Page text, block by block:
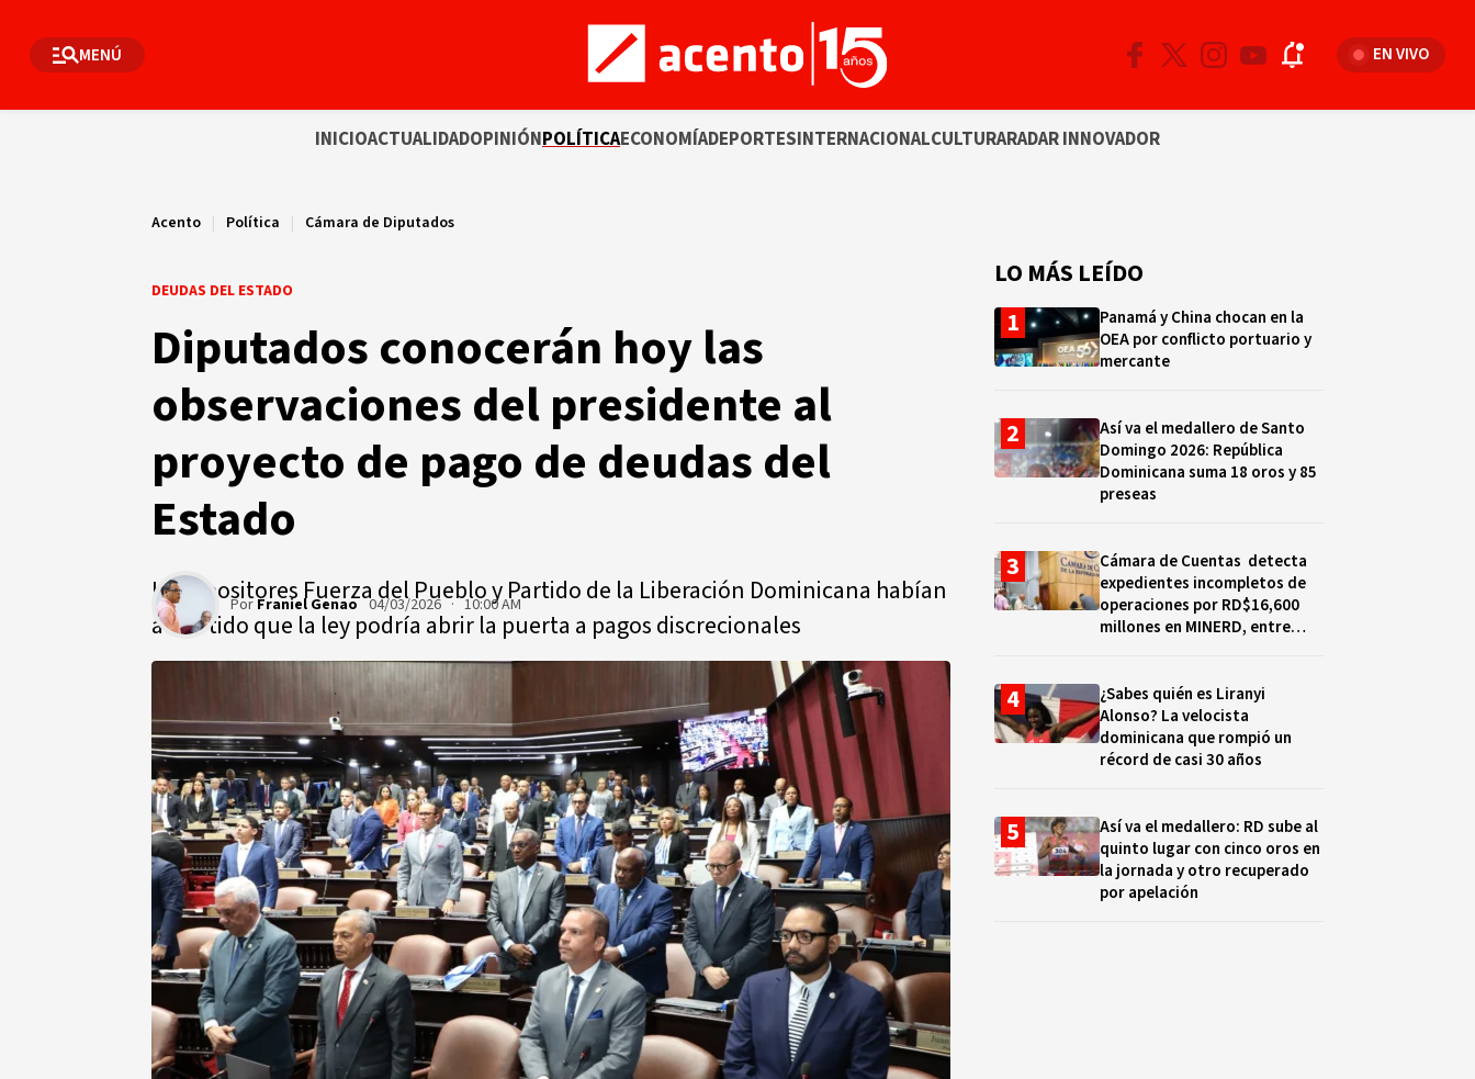
MENÚ EN VIVO
INICIOACTUALIDADOPINIÓNPOLÍTICAECONOMÍADEPORTESINTERNACIONALCULTURARADAR INNOVADOR
Acento | Política | Cámara de Diputados
DEUDAS DEL ESTADO
Diputados conocerán hoy las
observaciones del presidente al
proyecto de pago de deudas del
Estado
Los opositores Fuerza del Pueblo y Partido de la Liberación Dominicana habían
advertido que la ley podría abrir la puerta a pagos discrecionales
PorFraniel Genao 04/03/2026 · 10:00 AM
LO MÁS LEÍDO
Panamá y China chocan en la
OEA por conflicto portuario y
mercante
Así va el medallero de Santo
Domingo 2026: República
Dominicana suma 18 oros y 85
preseas
Cámara de Cuentas detecta
expedientes incompletos de
operaciones por RD$16,600
millones en MINERD, entre
¿Sabes quién es Liranyi
Alonso? La velocista
dominicana que rompió un
récord de casi 30 años
Así va el medallero: RD sube al
quinto lugar con cinco oros en
la jornada y otro recuperado
por apelación